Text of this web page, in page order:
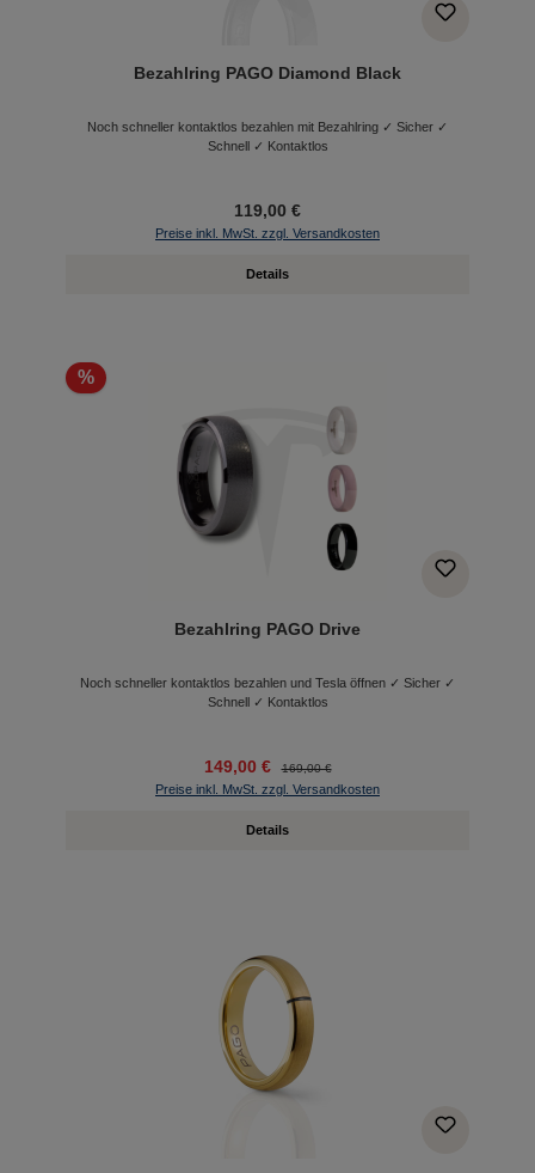
Bezahlring PAGO Diamond Black
Noch schneller kontaktlos bezahlen mit Bezahlring ✓ Sicher ✓
Schnell ✓ Kontaktlos
119,00 €
Preise inkl. MwSt. zzgl. Versandkosten
Details
%
Bezahlring PAGO Drive
Noch schneller kontaktlos bezahlen und Tesla öffnen ✓ Sicher ✓
Schnell ✓ Kontaktlos
149,00 € 169,00 €
Preise inkl. MwSt. zzgl. Versandkosten
Details